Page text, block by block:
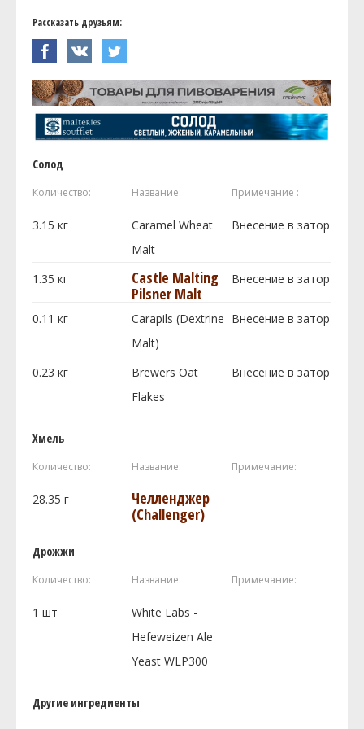
Рассказать друзьям:
Солод
Количество: Название: Примечание :
3.15 кг
Caramel Wheat
Malt
Внесение в затор
1.35 кг
Castle Malting
Pilsner Malt
Внесение в затор
0.11 кг
Carapils (Dextrine
Malt)
Внесение в затор
0.23 кг
Brewers Oat
Flakes
Внесение в затор
Хмель
Количество: Название: Примечание:
28.35 г
Челленджер
(Challenger)
Дрожжи
Количество: Название: Примечание:
1 шт
White Labs -
Hefeweizen Ale
Yeast WLP300
Другие ингредиенты